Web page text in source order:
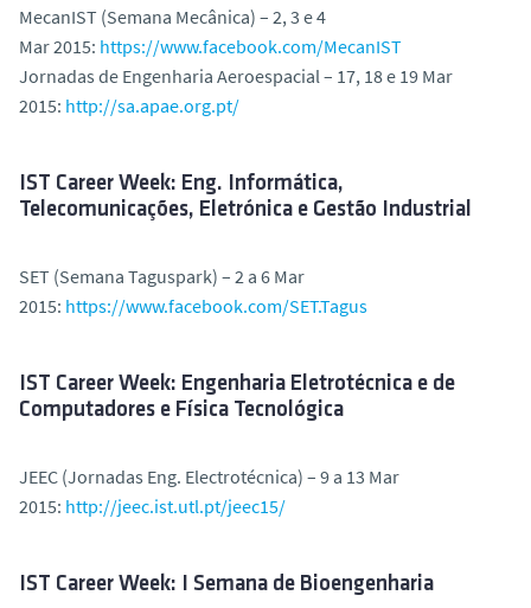
MecanIST (Semana Mecânica) – 2, 3 e 4
Mar 2015: https://www.facebook.com/MecanIST
Jornadas de Engenharia Aeroespacial – 17, 18 e 19 Mar
2015: http://sa.apae.org.pt/
IST Career Week: Eng. Informática,
Telecomunicações, Eletrónica e Gestão Industrial
SET (Semana Taguspark) – 2 a 6 Mar
2015: https://www.facebook.com/SET.Tagus
IST Career Week: Engenharia Eletrotécnica e de
Computadores e Física Tecnológica
JEEC (Jornadas Eng. Electrotécnica) – 9 a 13 Mar
2015: http://jeec.ist.utl.pt/jeec15/
IST Career Week: I Semana de Bioengenharia